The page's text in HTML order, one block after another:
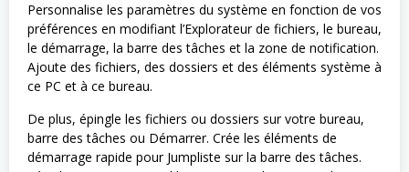
Personnalise les paramètres du système en fonction de vos
préférences en modifiant l’Explorateur de fichiers, le bureau,
le démarrage, la barre des tâches et la zone de notification.
Ajoute des fichiers, des dossiers et des éléments système à
ce PC et à ce bureau.
De plus, épingle les fichiers ou dossiers sur votre bureau,
barre des tâches ou Démarrer. Crée les éléments de
démarrage rapide pour Jumpliste sur la barre des tâches.